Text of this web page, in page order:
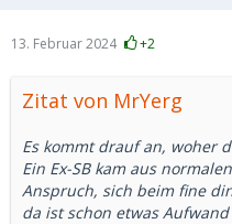
13. Februar 2024 +2
Zitat von MrYerg
Es kommt drauf an, woher
Ein Ex-SB kam aus
Anspruch, sich beim fine
da ist schon etwas